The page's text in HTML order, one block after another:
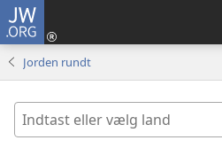
JW.ORG
Jorden rundt
Indtast
eller